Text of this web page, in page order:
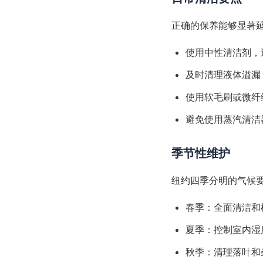
正确的保养能够显著
使用中性清洁剂
及时清理液体溢漏
使用软毛刷或微
避免使用蒸汽清洁
季节性维护
纽约四季分明的气候
春季：全面清洁和
夏季：控制室内
秋季：清理落叶和